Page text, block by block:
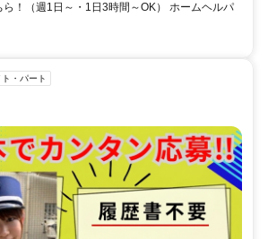
！（週1日～・1日3時間～OK） ホームヘルパ
・パート